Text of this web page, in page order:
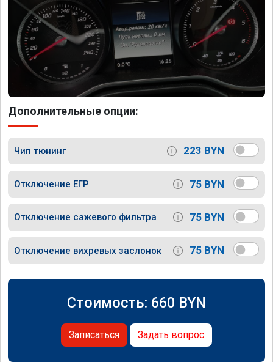
Дополнительные опции:
Чип тюнинг 223 BYN
Отключение ЕГР 75 BYN
Отключение сажевого фильтра 75 BYN
Отключение вихревых заслонок 75 BYN
Стоимость: 660 BYN
Записаться Задать вопрос